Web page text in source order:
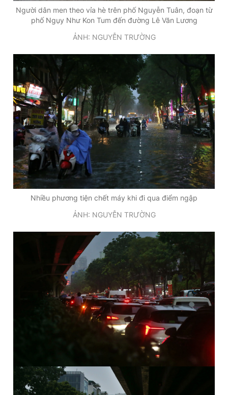
Người dân men theo vỉa hè trên phố Nguyễn Tuân, đoạn từ
phố Ngụy Như Kon Tum đến đường Lê Văn Lương
ẢNH: NGUYỄN TRƯỜNG
Nhiều phương tiện chết máy khi đi qua điểm ngập
ẢNH: NGUYỄN TRƯỜNG